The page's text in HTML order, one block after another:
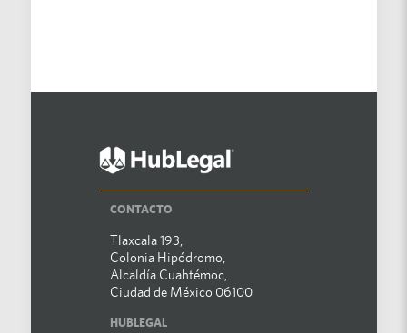
CONTACTO
Tlaxcala 193,
Colonia Hipódromo,
Alcaldía Cuahtémoc,
Ciudad de México 06100
HUBLEGAL